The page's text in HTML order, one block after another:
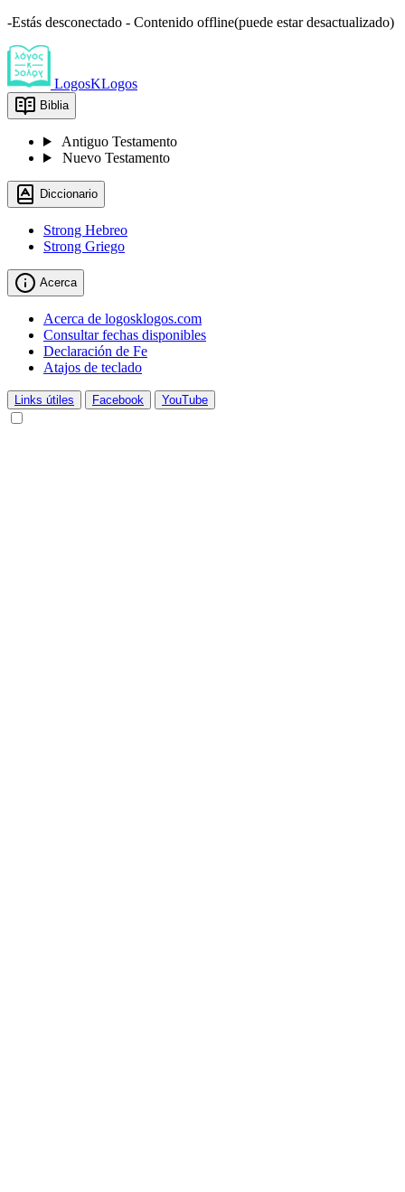
-Estás desconectado - Contenido offline(puede estar desactualizado)
LogosKLogos
Biblia
Antiguo Testamento
Nuevo Testamento
Diccionario
Strong Hebreo
Strong Griego
Acerca
Acerca de logosklogos.com
Consultar fechas disponibles
Declaración de Fe
Atajos de teclado
Links útiles Facebook YouTube